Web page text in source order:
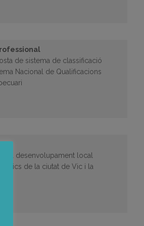
de sistema de classificació
Nacional de Qualificacions
el desenvolupament local
de la ciutat de Vic i la